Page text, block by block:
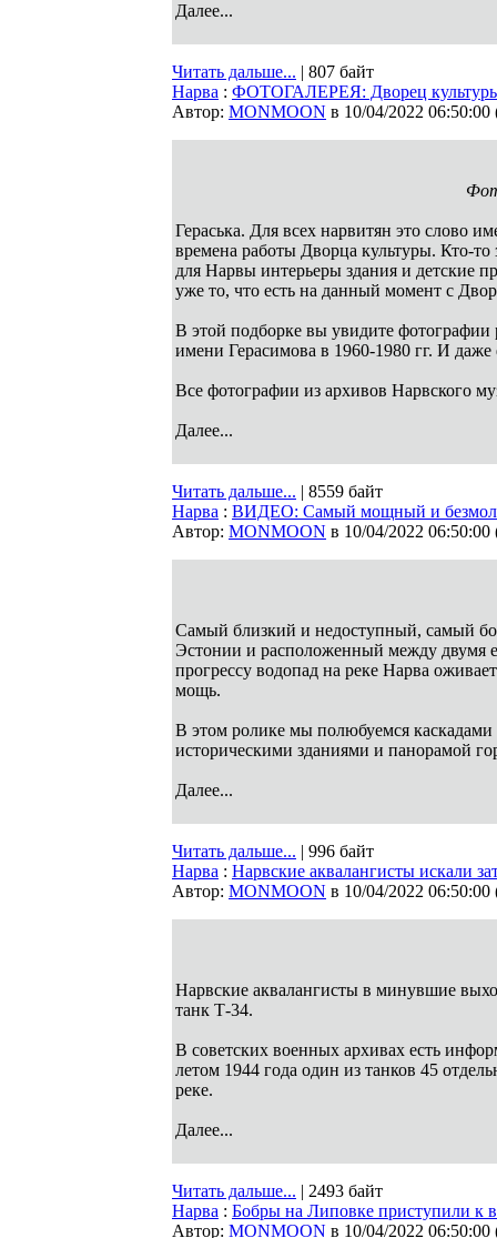
Далее...
Читать дальше... | 807 байт
Нарва : ФОТОГАЛЕРЕЯ: Дворец культуры
Автор: MONMOON в 10/04/2022 06:50:00
Гераська. Для всех нарвитян это слово
времена работы Дворца культуры. Кто-
для Нарвы интерьеры здания и детские
уже то, что есть на данный момент с
В этой подборке вы увидите
имени Герасимова в 1960-1980 гг. И
Все фотографии из архивов Нарвского
Далее...
Читать дальше... | 8559 байт
Нарва : ВИДЕО: Самый мощный и
Автор: MONMOON в 10/04/2022 06:50:00
Самый близкий и недоступный, самый
Эстонии и расположенный между двумя
прогрессу водопад на реке Нарва
мощь.
В этом ролике мы полюбуемся
историческими зданиями и панорамой
Далее...
Читать дальше... | 996 байт
Нарва : Нарвские аквалангисты искали
Автор: MONMOON в 10/04/2022 06:50:00
Нарвские аквалангисты в минувшие
танк Т-34.
В советских военных архивах есть
летом 1944 года один из танков 45
реке.
Далее...
Читать дальше... | 2493 байт
Нарва : Бобры на Липовке приступили к
Автор: MONMOON в 10/04/2022 06:50:00